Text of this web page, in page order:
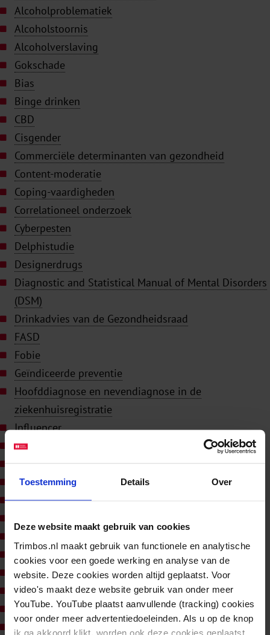
Toestemming Details Over
Deze website maakt gebruik van cookies
Trimbos.nl maakt gebruik van functionele en analytische
cookies voor een goede werking en analyse van de
website. Deze cookies worden altijd geplaatst. Voor
video's maakt deze website gebruik van onder meer
YouTube. YouTube plaatst aanvullende (tracking) cookies
voor onder meer advertentiedoeleinden. Als u op de knop
ik ga akkoord klikt, worden ook deze cookies geplaatst
Alcoholproblematiek
Alcoholstoornis
Alcoholverslaving
Gokschade
Bias
Binge drinken
CBD
Cisgender
Commerciële determinanten van gezondheid
Content-moderatie
Coping-vaardigheden
Correlationeel onderzoek
Cyberpesten
Delphistudie
Designerdrugs
Diagnostic and Statistical Manual of Mental Disorders
(DSM)
Drinkadvies van de Gezondheidsraad
FASD
Fobie
Geïndiceerde preventie
Hoofddiagnose en nevendiagnose in de
ziekenhuisregistratie
Influencer
Influencers
J-curve
loot boxes
mentaal welbevinden
Mental health in all policies
Mentale klachten
MMMS 2025
Near misses
Overmatig drinken